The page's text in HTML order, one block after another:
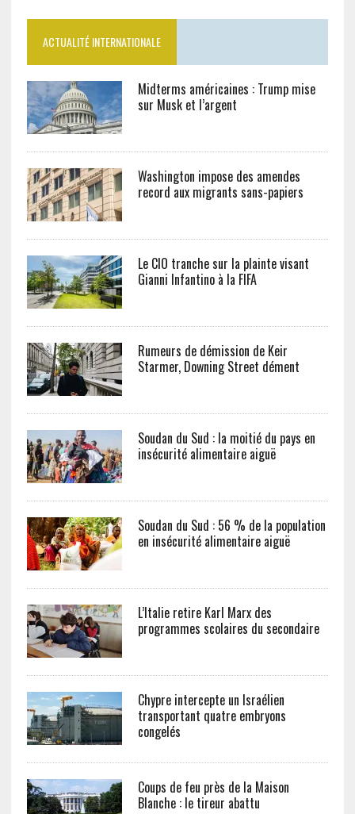
ACTUALITÉ INTERNATIONALE
Midterms américaines : Trump mise
sur Musk et l’argent
Washington impose des amendes
record aux migrants sans-papiers
Le CIO tranche sur la plainte visant
Gianni Infantino à la FIFA
Rumeurs de démission de Keir
Starmer, Downing Street dément
Soudan du Sud : la moitié du pays en
insécurité alimentaire aiguë
Soudan du Sud : 56 % de la population
en insécurité alimentaire aiguë
L’Italie retire Karl Marx des
programmes scolaires du secondaire
Chypre intercepte un Israélien
transportant quatre embryons
congelés
Coups de feu près de la Maison
Blanche : le tireur abattu